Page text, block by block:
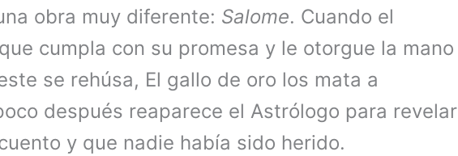
obra muy diferente: Salome. Cuando el
cumpla con su promesa y le otorgue la mano
se rehúsa, El gallo de oro los mata a
después reaparece el Astrólogo para revelar
y que nadie había sido herido.